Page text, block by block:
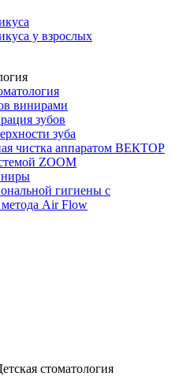
у взрослых
винирами
зубов
зуба
чистка аппаратом ВЕКТОР
ZOOM
гигиены с
Air Flow